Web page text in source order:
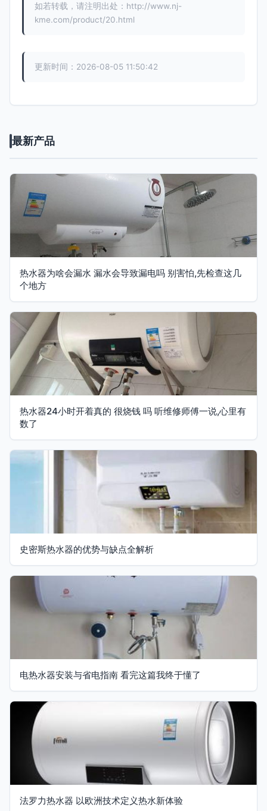
如若转载，请注明出处：http://www.nj-
kme.com/product/20.html
更新时间：2026-08-05 11:50:42
最新产品
热水器为啥会漏水 漏水会导致漏电吗 别害怕,先检查这几
个地方
热水器24小时开着真的 很烧钱 吗 听维修师傅一说,心里有
数了
史密斯热水器的优势与缺点全解析
电热水器安装与省电指南 看完这篇我终于懂了
法罗力热水器 以欧洲技术定义热水新体验